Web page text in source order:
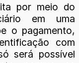
por meio do
em uma
o pagamento,
com
será possível